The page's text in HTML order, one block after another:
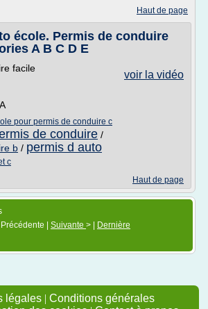
Haut de page
école. Permis de conduire
A B C D E
voir la vidéo
facile
pour permis de conduire c
de conduire /
b / permis d auto
c
Haut de page
| Suivante > |
Dernière
légales | Conditions générales